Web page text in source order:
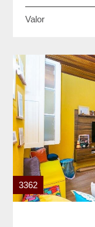
Valor
3362